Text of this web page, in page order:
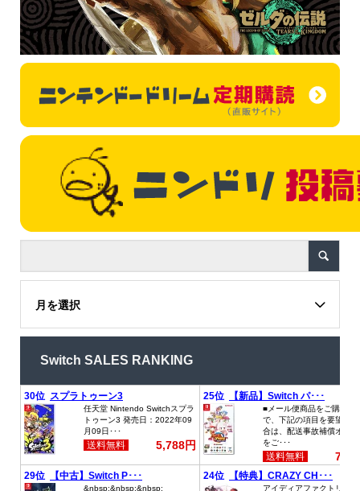
月を選択
Switch SALES RANKING